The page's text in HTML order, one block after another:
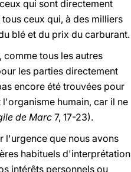
qui sont directement
ceux qui, à des milliers
blé et du prix du carburant.
tous les autres
les parties directement
encore été trouvées pour
humain, car il ne
de Marc 7, 17-23).
l'urgence que nous avons
habituels d'interprétation
intérêts personnels ou